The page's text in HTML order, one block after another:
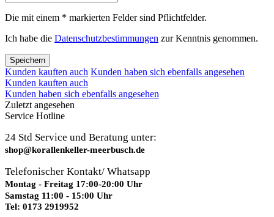
Die mit einem * markierten Felder sind Pflichtfelder.
Ich habe die Datenschutzbestimmungen zur Kenntnis genommen.
Speichern
Kunden kauften auch Kunden haben sich ebenfalls angesehen
Kunden kauften auch
Kunden haben sich ebenfalls angesehen
Zuletzt angesehen
Service Hotline
24 Std Service und Beratung unter:
shop@korallenkeller-meerbusch.de
Telefonischer Kontakt/ Whatsapp
Montag - Freitag 17:00-20:00 Uhr
Samstag 11:00 - 15:00 Uhr
Tel: 0173 2919952